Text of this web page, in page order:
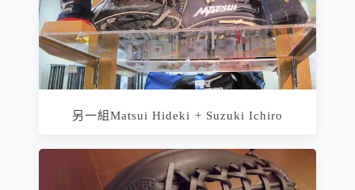
另一組Matsui Hideki + Suzuki Ichiro